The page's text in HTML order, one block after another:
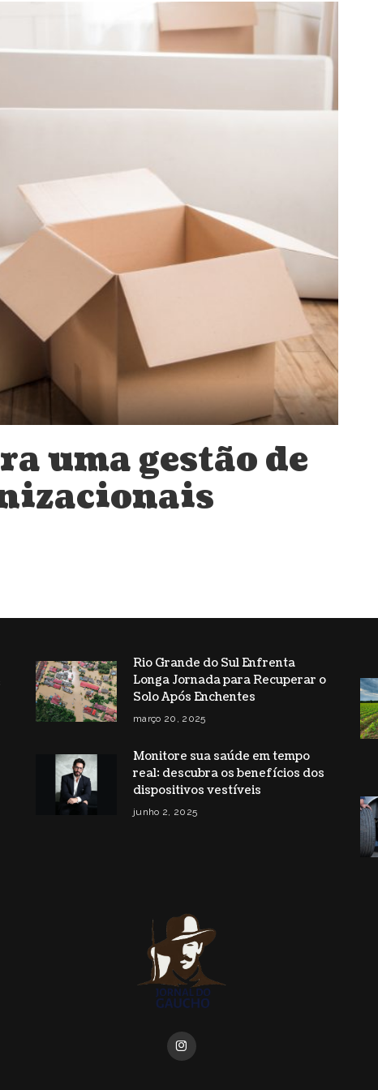
uma gestão de
Rio Grande do Sul Enfrenta
Longa Jornada para Recuperar o
Solo Após Enchentes
março 20, 2025
Monitore sua saúde em tempo
real: descubra os benefícios dos
dispositivos vestíveis
junho 2, 2025